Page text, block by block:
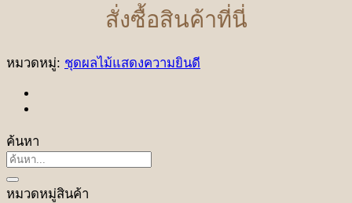
สั่งซื้อสินค้าที่นี่
หมวดหมู่: ชุดผลไม้แสดงความยินดี
ค้นหา
ค้นหา:
หมวดหมู่สินค้า